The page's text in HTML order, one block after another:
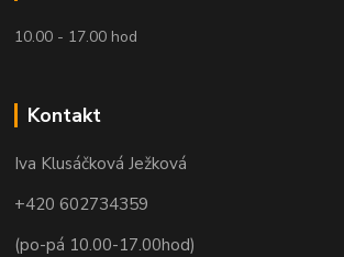
10.00 - 17.00 hod
Kontakt
Iva Klusáčková Ježková
+420 602734359
(po-pá 10.00-17.00hod)